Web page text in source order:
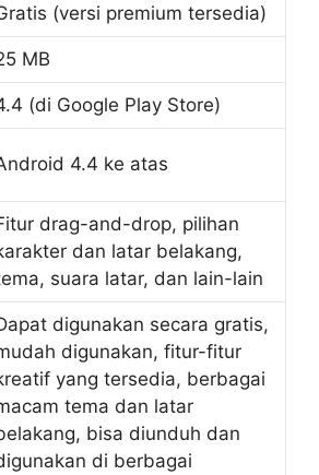
(versi premium tersedia)
MB
(di Google Play Store)
4.4 ke atas
drag-and-drop, pilihan
dan latar belakang,
suara latar, dan lain-lain
digunakan secara gratis,
digunakan, fitur-fitur
yang tersedia, berbagai
tema dan latar
bisa diunduh dan
di berbagai